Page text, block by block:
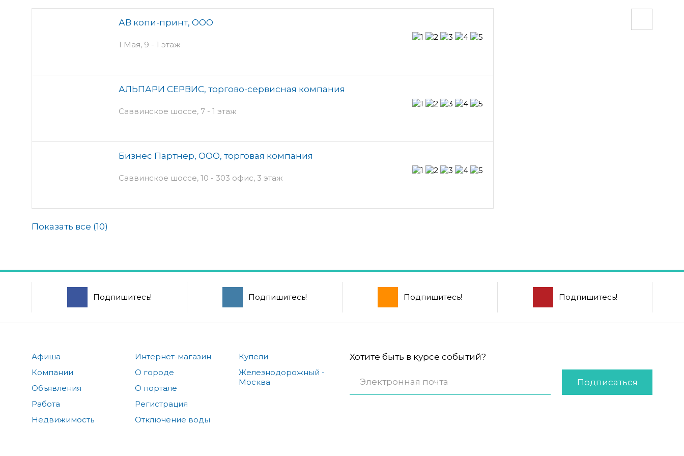
АВ копи-принт, ООО
1 Мая, 9 - 1 этаж
АЛЬПАРИ СЕРВИС, торгово-сервисная компания
Саввинское шоссе, 7 - 1 этаж
Бизнес Партнер, ООО, торговая компания
Саввинское шоссе, 10 - 303 офис, 3 этаж
Показать все (10)
Подпишитесь! Подпишитесь! Подпишитесь! Подпишитесь!
Афиша
Компании
Объявления
Работа
Недвижимость
Интернет-магазин
О городе
О портале
Регистрация
Отключение воды
Купели
Железнодорожный -
Москва
Хотите быть в курсе событий?
Подписаться